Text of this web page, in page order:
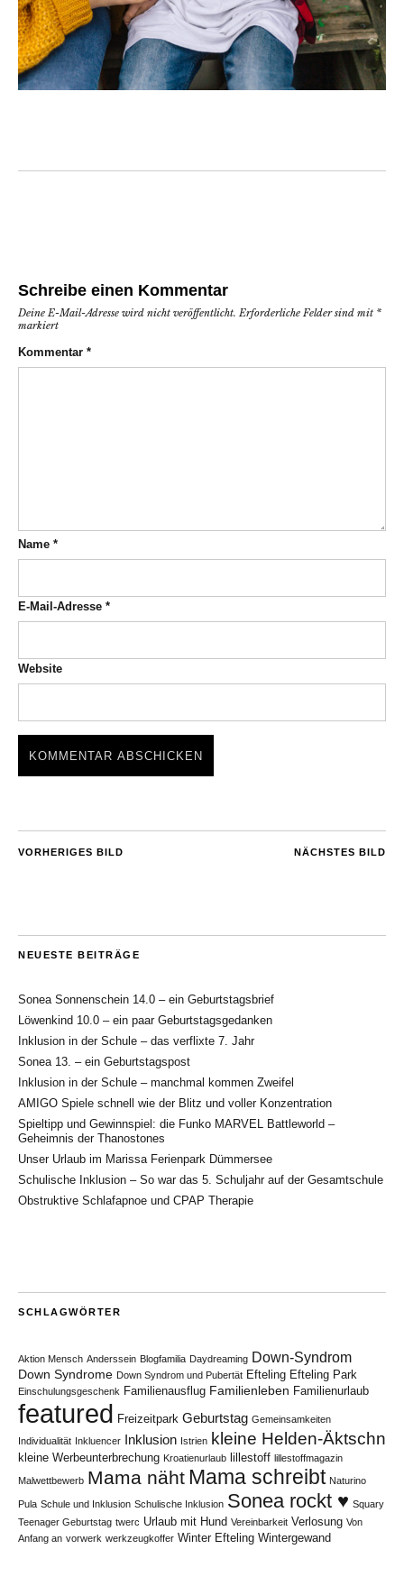
Schreibe einen Kommentar
Deine E-Mail-Adresse wird nicht veröffentlicht. Erforderliche Felder sind mit *
markiert
Kommentar *
Name *
E-Mail-Adresse *
Website
NÄCHSTES BILD
VORHERIGES BILD
NEUESTE BEITRÄGE
Sonea Sonnenschein 14.0 – ein Geburtstagsbrief
Löwenkind 10.0 – ein paar Geburtstagsgedanken
Inklusion in der Schule – das verflixte 7. Jahr
Sonea 13. – ein Geburtstagspost
Inklusion in der Schule – manchmal kommen Zweifel
AMIGO Spiele schnell wie der Blitz und voller Konzentration
Spieltipp und Gewinnspiel: die Funko MARVEL Battleworld –
Geheimnis der Thanostones
Unser Urlaub im Marissa Ferienpark Dümmersee
Schulische Inklusion – So war das 5. Schuljahr auf der Gesamtschule
Obstruktive Schlafapnoe und CPAP Therapie
SCHLAGWÖRTER
Aktion Mensch Anderssein Blogfamilia Daydreaming Down-Syndrom
Down Syndrome Down Syndrom und Pubertät Efteling Efteling Park
Einschulungsgeschenk Familienausflug Familienleben Familienurlaub
featured Freizeitpark Geburtstag Gemeinsamkeiten
Individualität Inkluencer Inklusion Istrien kleine Helden-Äktschn
kleine Werbeunterbrechung Kroatienurlaub lillestoff lillestoffmagazin
Malwettbewerb Mama näht Mama schreibt Naturino
Pula Schule und Inklusion Schulische Inklusion Sonea rockt ♥ Squary
Teenager Geburtstag twerc Urlaub mit Hund Vereinbarkeit Verlosung Von
Anfang an vorwerk werkzeugkoffer Winter Efteling Wintergewand